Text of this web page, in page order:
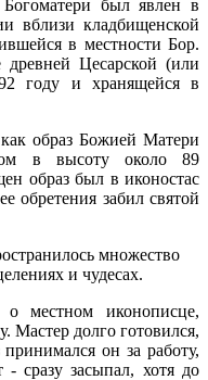
был явлен в
вблизи кладбищенской
в местности Бор.
Цесарской (или
году и хранящейся в
образ Божией Матери
в высоту около 89
образ был в иконостас
обретения забил святой
множество
и чудесах.
местном иконописце,
Мастер долго готовился,
он за работу,
- сразу засыпал, хотя до